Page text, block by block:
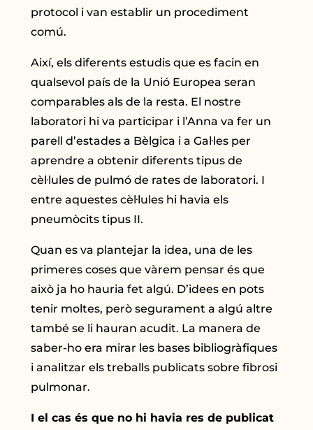
protocol i van establir un procediment
comú.
Així, els diferents estudis que es facin en
qualsevol país de la Unió Europea seran
comparables als de la resta. El nostre
laboratori hi va participar i l’Anna va fer un
parell d’estades a Bèlgica i a Gal·les per
aprendre a obtenir diferents tipus de
cèl·lules de pulmó de rates de laboratori. I
entre aquestes cèl·lules hi havia els
pneumòcits tipus II.
Quan es va plantejar la idea, una de les
primeres coses que vàrem pensar és que
això ja ho hauria fet algú. D’idees en pots
tenir moltes, però segurament a algú altre
també se li hauran acudit. La manera de
saber-ho era mirar les bases bibliogràfiques
i analitzar els treballs publicats sobre fibrosi
pulmonar.
I el cas és que no hi havia res de publicat